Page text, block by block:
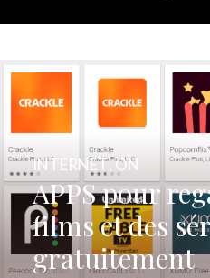
APPS pour
films et des
gratuitement
INTERNET,ON